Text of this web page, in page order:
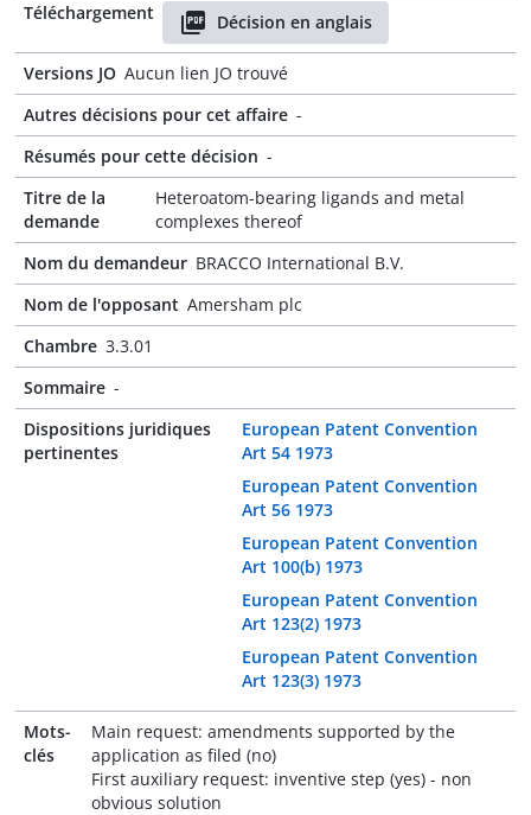
Téléchargement
Décision en anglais
Versions JO Aucun lien JO trouvé
Autres décisions pour cet affaire -
Résumés pour cette décision -
Titre de la
demande
Heteroatom-bearing ligands and metal
complexes thereof
Nom du demandeur BRACCO International B.V.
Nom de l'opposant Amersham plc
Chambre 3.3.01
Sommaire -
Dispositions juridiques
pertinentes
European Patent Convention
Art 54 1973
European Patent Convention
Art 56 1973
European Patent Convention
Art 100(b) 1973
European Patent Convention
Art 123(2) 1973
European Patent Convention
Art 123(3) 1973
Mots-
clés
Main request: amendments supported by the
application as filed (no)
First auxiliary request: inventive step (yes) - non
obvious solution